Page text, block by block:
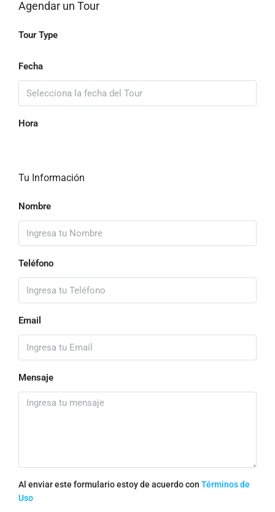
Agendar un Tour
Tour Type
Fecha
Hora
Tu Información
Nombre
Teléfono
Email
Mensaje
Al enviar este formulario estoy de acuerdo con Términos de
Uso